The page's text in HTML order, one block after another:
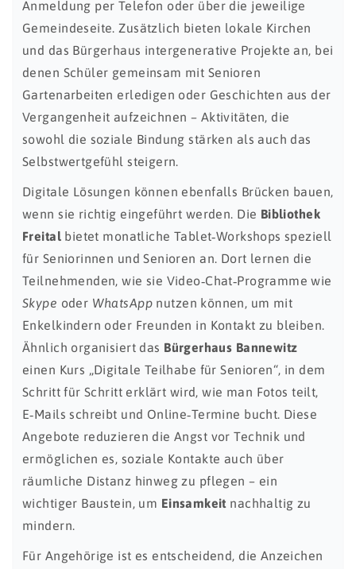
Anmeldung per Telefon oder über die jeweilige
Gemeindeseite. Zusätzlich bieten lokale Kirchen
und das Bürgerhaus intergenerative Projekte an, bei
denen Schüler gemeinsam mit Senioren
Gartenarbeiten erledigen oder Geschichten aus der
Vergangenheit aufzeichnen – Aktivitäten, die
sowohl die soziale Bindung stärken als auch das
Selbstwertgefühl steigern.
Digitale Lösungen können ebenfalls Brücken bauen,
wenn sie richtig eingeführt werden. Die Bibliothek
Freital bietet monatliche Tablet‑Workshops speziell
für Seniorinnen und Senioren an. Dort lernen die
Teilnehmenden, wie sie Video‑Chat‑Programme wie
Skype oder WhatsApp nutzen können, um mit
Enkelkindern oder Freunden in Kontakt zu bleiben.
Ähnlich organisiert das Bürgerhaus Bannewitz
einen Kurs „Digitale Teilhabe für Senioren“, in dem
Schritt für Schritt erklärt wird, wie man Fotos teilt,
E‑Mails schreibt und Online‑Termine bucht. Diese
Angebote reduzieren die Angst vor Technik und
ermöglichen es, soziale Kontakte auch über
räumliche Distanz hinweg zu pflegen – ein
wichtiger Baustein, um Einsamkeit nachhaltig zu
mindern.
Für Angehörige ist es entscheidend, die Anzeichen